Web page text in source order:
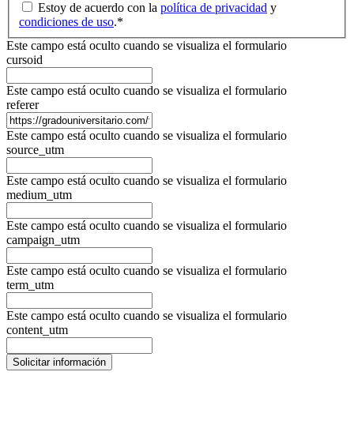
Estoy de acuerdo con la política de privacidad y
condiciones de uso.*
Este campo está oculto cuando se visualiza el formulario
cursoid
Este campo está oculto cuando se visualiza el formulario
referer
Este campo está oculto cuando se visualiza el formulario
source_utm
Este campo está oculto cuando se visualiza el formulario
medium_utm
Este campo está oculto cuando se visualiza el formulario
campaign_utm
Este campo está oculto cuando se visualiza el formulario
term_utm
Este campo está oculto cuando se visualiza el formulario
content_utm